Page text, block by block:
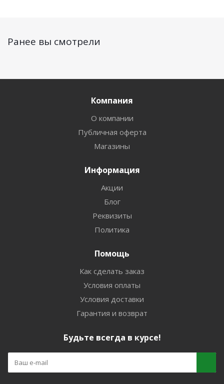
Ранее вы смотрели
Компания
О компании
Публичная оферта
Магазины
Информация
Акции
Блог
Реквизиты
Политика
Помощь
Как сделать заказ
Условия оплаты
Условия доставки
Гарантия и возврат
Будьте всегда в курсе!